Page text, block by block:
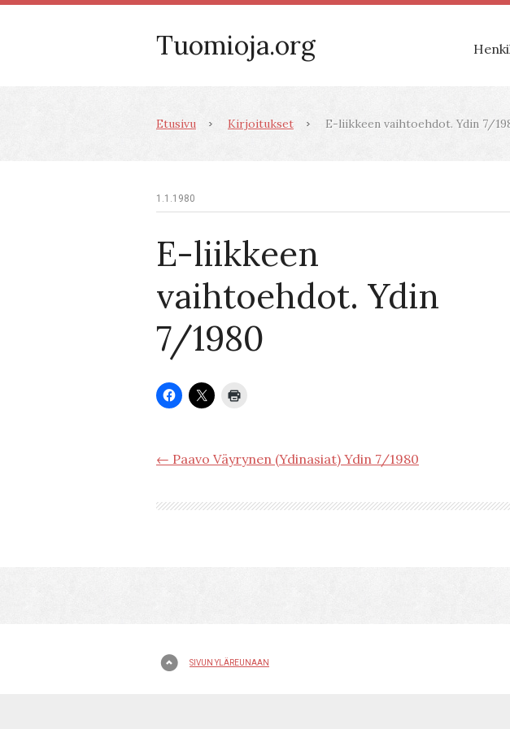
Tuomioja.org
Etusivu Kirjoitukset E-liikkeen vaihtoehdot. Ydin 7/
1.1.1980
E-liikkeen
vaihtoehdot. Ydin
7/1980
← Paavo Väyrynen (Ydinasiat) Ydin 7/1980
SIVUN YLÄREUNAAN